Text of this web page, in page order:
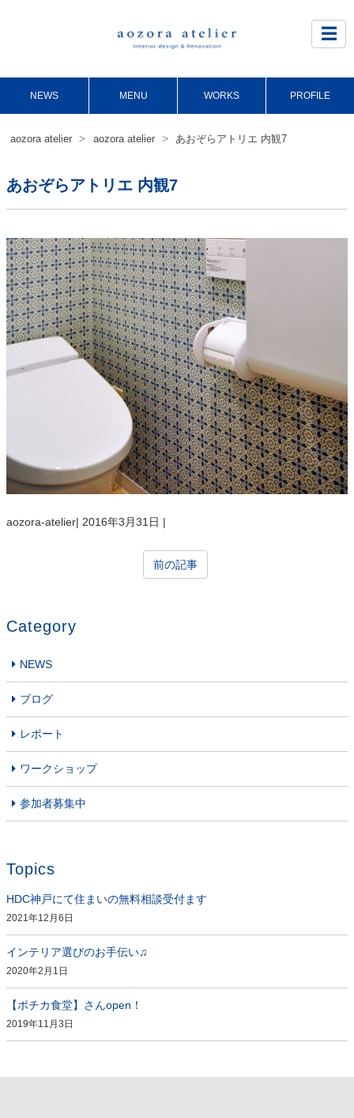
☰
NEWS MENU WORKS PROFILE
aozora atelier > aozora atelier > あおぞらアトリエ 内観7
あおぞらアトリエ 内観7
aozora-atelier| 2016年3月31日 |
前の記事
Category
NEWS
ブログ
レポート
ワークショップ
参加者募集中
Topics
HDC神戸にて住まいの無料相談受付ます
2021年12月6日
インテリア選びのお手伝い♫
2020年2月1日
【ポチカ食堂】さんopen！
2019年11月3日